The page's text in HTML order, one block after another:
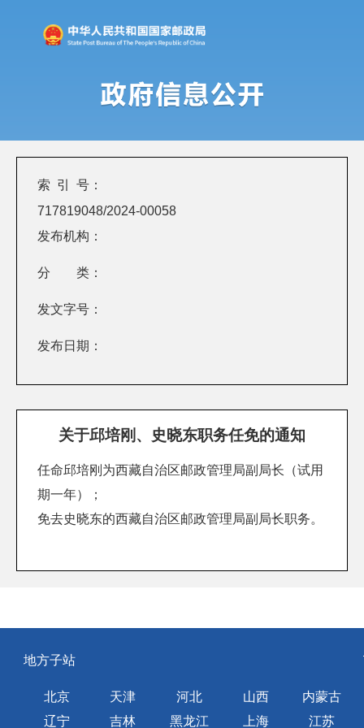
索 引 号：
717819048/2024-00058
发布机构：
分 类：
发文字号：
发布日期：
关于邱培刚、史晓东职务任免的通知
任命邱培刚为西藏自治区邮政管理局副局长（试用
期一年）；
免去史晓东的西藏自治区邮政管理局副局长职务。
地方子站
北京 天津 河北 山西
内蒙古
辽宁
吉林 黑龙江 上海 江苏